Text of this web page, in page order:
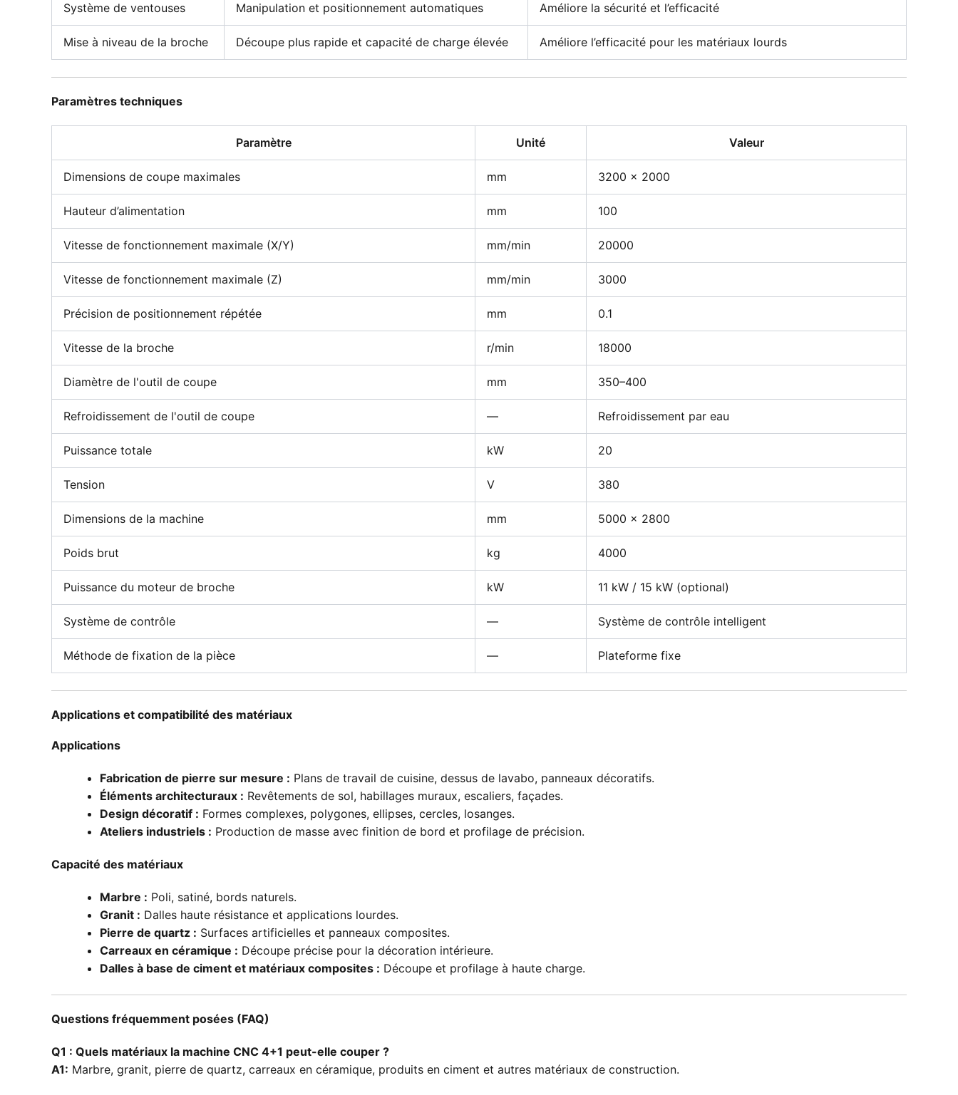
Système de ventouses Manipulation et positionnement automatiques Améliore la sécurité et l’efficacité
Mise à niveau de la broche Découpe plus rapide et capacité de charge élevée Améliore l’efficacité pour les matériaux lourds
Paramètres techniques
Paramètre Unité Valeur
Dimensions de coupe maximales mm 3200 × 2000
Hauteur d’alimentation mm 100
Vitesse de fonctionnement maximale (X/Y) mm/min 20000
Vitesse de fonctionnement maximale (Z) mm/min 3000
Précision de positionnement répétée mm 0.1
Vitesse de la broche r/min 18000
Diamètre de l'outil de coupe mm 350–400
Refroidissement de l'outil de coupe — Refroidissement par eau
Puissance totale kW 20
Tension V 380
Dimensions de la machine mm 5000 × 2800
Poids brut kg 4000
Puissance du moteur de broche kW 11 kW / 15 kW (optional)
Système de contrôle — Système de contrôle intelligent
Méthode de fixation de la pièce — Plateforme fixe
Applications et compatibilité des matériaux
Applications
Fabrication de pierre sur mesure : Plans de travail de cuisine, dessus de lavabo, panneaux décoratifs.
Éléments architecturaux : Revêtements de sol, habillages muraux, escaliers, façades.
Design décoratif : Formes complexes, polygones, ellipses, cercles, losanges.
Ateliers industriels : Production de masse avec finition de bord et profilage de précision.
Capacité des matériaux
Marbre : Poli, satiné, bords naturels.
Granit : Dalles haute résistance et applications lourdes.
Pierre de quartz : Surfaces artificielles et panneaux composites.
Carreaux en céramique : Découpe précise pour la décoration intérieure.
Dalles à base de ciment et matériaux composites : Découpe et profilage à haute charge.
Questions fréquemment posées (FAQ)
Q1 : Quels matériaux la machine CNC 4+1 peut-elle couper ?
A1: Marbre, granit, pierre de quartz, carreaux en céramique, produits en ciment et autres matériaux de construction.